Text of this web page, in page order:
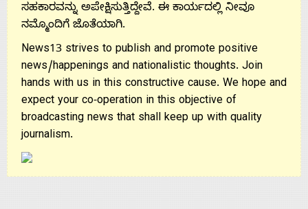
ಸಹಕಾರವನ್ನು ಅಪೇಕ್ಷಿಸುತ್ತಿದ್ದೇವೆ. ಈ ಕಾರ್ಯದಲ್ಲಿ ನೀವೂ
ನಮ್ಮೊಂದಿಗೆ ಜೊತೆಯಾಗಿ.
News13 strives to publish and promote positive
news/happenings and nationalistic thoughts. Join
hands with us in this constructive cause. We hope and
expect your co-operation in this objective of
broadcasting news that shall keep up with quality
journalism.